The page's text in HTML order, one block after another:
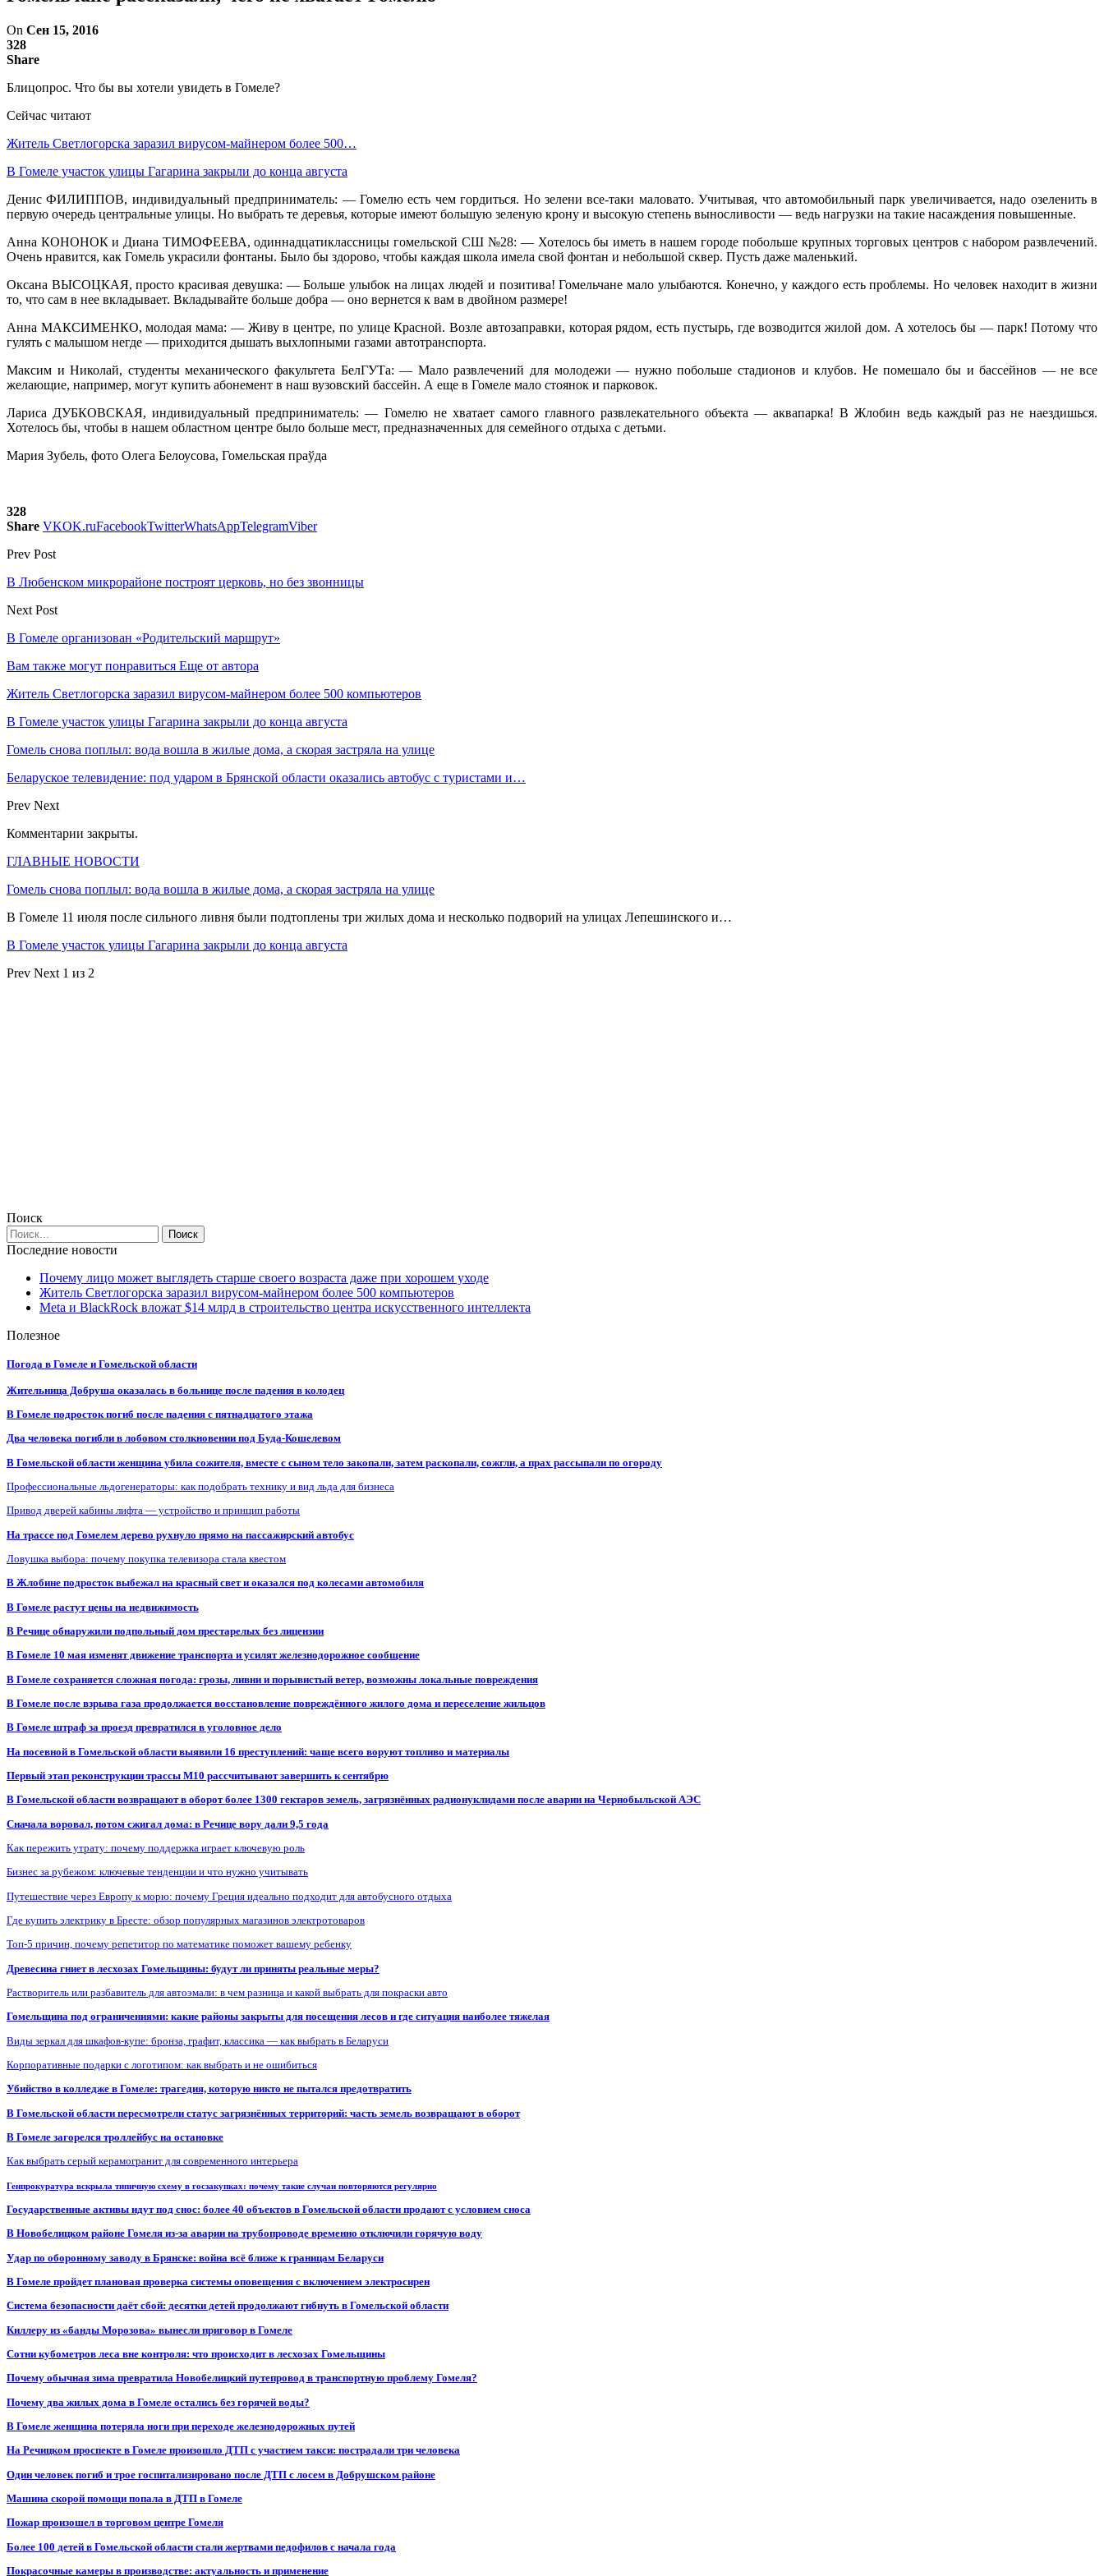
On Сен 15, 2016
328
Share
Блицопрос. Что бы вы хотели увидеть в Гомеле?
Сейчас читают
Житель Светлогорска заразил вирусом-майнером более 500…
В Гомеле участок улицы Гагарина закрыли до конца августа
Денис ФИЛИППОВ, индивидуальный предприниматель: — Гомелю есть чем гордиться. Но зелени все-таки маловато. Учитывая, что автомобильный парк увеличивается, надо озеленить в
первую очередь центральные улицы. Но выбрать те деревья, которые имеют большую зеленую крону и высокую степень выносливости — ведь нагрузки на такие насаждения повышенные.
Анна КОНОНОК и Диана ТИМОФЕЕВА, одиннадцатиклассницы гомельской СШ №28: — Хотелось бы иметь в нашем городе побольше крупных торговых центров с набором развлечений.
Очень нравится, как Гомель украсили фонтаны. Было бы здорово, чтобы каждая школа имела свой фонтан и небольшой сквер. Пусть даже маленький.
Оксана ВЫСОЦКАЯ, просто красивая девушка: — Больше улыбок на лицах людей и позитива! Гомельчане мало улыбаются. Конечно, у каждого есть проблемы. Но человек находит в жизни
то, что сам в нее вкладывает. Вкладывайте больше добра — оно вернется к вам в двойном размере!
Анна МАКСИМЕНКО, молодая мама: — Живу в центре, по улице Красной. Возле автозаправки, которая рядом, есть пустырь, где возводится жилой дом. А хотелось бы — парк! Потому что
гулять с малышом негде — приходится дышать выхлопными газами автотранспорта.
Максим и Николай, студенты механического факультета БелГУТа: — Мало развлечений для молодежи — нужно побольше стадионов и клубов. Не помешало бы и бассейнов — не все
желающие, например, могут купить абонемент в наш вузовский бассейн. А еще в Гомеле мало стоянок и парковок.
Лариса ДУБКОВСКАЯ, индивидуальный предприниматель: — Гомелю не хватает самого главного развлекательного объекта — аквапарка! В Жлобин ведь каждый раз не наездишься.
Хотелось бы, чтобы в нашем областном центре было больше мест, предназначенных для семейного отдыха с детьми.
Мария Зубель, фото Олега Белоусова, Гомельская праўда
328
Share VKOK.ruFacebookTwitterWhatsAppTelegramViber
Prev Post
В Любенском микрорайоне построят церковь, но без звонницы
Next Post
В Гомеле организован «Родительский маршрут»
Вам также могут понравиться Еще от автора
Житель Светлогорска заразил вирусом-майнером более 500 компьютеров
В Гомеле участок улицы Гагарина закрыли до конца августа
Гомель снова поплыл: вода вошла в жилые дома, а скорая застряла на улице
Беларуское телевидение: под ударом в Брянской области оказались автобус с туристами и…
Prev Next
Комментарии закрыты.
ГЛАВНЫЕ НОВОСТИ
Гомель снова поплыл: вода вошла в жилые дома, а скорая застряла на улице
В Гомеле 11 июля после сильного ливня были подтоплены три жилых дома и несколько подворий на улицах Лепешинского и…
В Гомеле участок улицы Гагарина закрыли до конца августа
Prev Next 1 из 2
Поиск
Последние новости
Почему лицо может выглядеть старше своего возраста даже при хорошем уходе
Житель Светлогорска заразил вирусом-майнером более 500 компьютеров
Meta и BlackRock вложат $14 млрд в строительство центра искусственного интеллекта
Полезное
Погода в Гомеле и Гомельской области
Жительница Добруша оказалась в больнице после падения в колодец
В Гомеле подросток погиб после падения с пятнадцатого этажа
Два человека погибли в лобовом столкновении под Буда-Кошелевом
В Гомельской области женщина убила сожителя, вместе с сыном тело закопали, затем раскопали, сожгли, а прах рассыпали по огороду
Профессиональные льдогенераторы: как подобрать технику и вид льда для бизнеса
Привод дверей кабины лифта — устройство и принцип работы
На трассе под Гомелем дерево рухнуло прямо на пассажирский автобус
Ловушка выбора: почему покупка телевизора стала квестом
В Жлобине подросток выбежал на красный свет и оказался под колесами автомобиля
В Гомеле растут цены на недвижимость
В Речице обнаружили подпольный дом престарелых без лицензии
В Гомеле 10 мая изменят движение транспорта и усилят железнодорожное сообщение
В Гомеле сохраняется сложная погода: грозы, ливни и порывистый ветер, возможны локальные повреждения
В Гомеле после взрыва газа продолжается восстановление повреждённого жилого дома и переселение жильцов
В Гомеле штраф за проезд превратился в уголовное дело
На посевной в Гомельской области выявили 16 преступлений: чаще всего воруют топливо и материалы
Первый этап реконструкции трассы М10 рассчитывают завершить к сентябрю
В Гомельской области возвращают в оборот более 1300 гектаров земель, загрязнённых радионуклидами после аварии на Чернобыльской АЭС
Сначала воровал, потом сжигал дома: в Речице вору дали 9,5 года
Как пережить утрату: почему поддержка играет ключевую роль
Бизнес за рубежом: ключевые тенденции и что нужно учитывать
Путешествие через Европу к морю: почему Греция идеально подходит для автобусного отдыха
Где купить электрику в Бресте: обзор популярных магазинов электротоваров
Топ-5 причин, почему репетитор по математике поможет вашему ребенку
Древесина гниет в лесхозах Гомельщины: будут ли приняты реальные меры?
Растворитель или разбавитель для автоэмали: в чем разница и какой выбрать для покраски авто
Гомельщина под ограничениями: какие районы закрыты для посещения лесов и где ситуация наиболее тяжелая
Виды зеркал для шкафов-купе: бронза, графит, классика — как выбрать в Беларуси
Корпоративные подарки с логотипом: как выбрать и не ошибиться
Убийство в колледже в Гомеле: трагедия, которую никто не пытался предотвратить
В Гомельской области пересмотрели статус загрязнённых территорий: часть земель возвращают в оборот
В Гомеле загорелся троллейбус на остановке
Как выбрать серый керамогранит для современного интерьера
Генпрокуратура вскрыла типичную схему в госзакупках: почему такие случаи повторяются регулярно
Государственные активы идут под снос: более 40 объектов в Гомельской области продают с условием сноса
В Новобелицком районе Гомеля из-за аварии на трубопроводе временно отключили горячую воду
Удар по оборонному заводу в Брянске: война всё ближе к границам Беларуси
В Гомеле пройдет плановая проверка системы оповещения с включением электросирен
Система безопасности даёт сбой: десятки детей продолжают гибнуть в Гомельской области
Киллеру из «банды Морозова» вынесли приговор в Гомеле
Сотни кубометров леса вне контроля: что происходит в лесхозах Гомельщины
Почему обычная зима превратила Новобелицкий путепровод в транспортную проблему Гомеля?
Почему два жилых дома в Гомеле остались без горячей воды?
В Гомеле женщина потеряла ноги при переходе железнодорожных путей
На Речицком проспекте в Гомеле произошло ДТП с участием такси: пострадали три человека
Один человек погиб и трое госпитализировано после ДТП с лосем в Добрушском районе
Машина скорой помощи попала в ДТП в Гомеле
Пожар произошел в торговом центре Гомеля
Более 100 детей в Гомельской области стали жертвами педофилов с начала года
Покрасочные камеры в производстве: актуальность и применение